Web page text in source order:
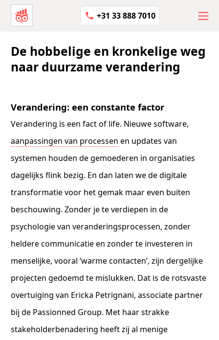
+31 33 888 7010
De hobbelige en kronkelige weg
naar duurzame verandering
Verandering: een constante factor
Verandering is een fact of life. Nieuwe software,
aanpassingen van processen en updates van
systemen houden de gemoederen in organisaties
dagelijks flink bezig. En dan laten we de digitale
transformatie voor het gemak maar even buiten
beschouwing. Zonder je te verdiepen in de
psychologie van veranderingsprocessen, zonder
heldere communicatie en zonder te investeren in
menselijke, vooral ‘warme contacten’, zijn dergelijke
projecten gedoemd te mislukken. Dat is de rotsvaste
overtuiging van Ericka Petrignani, associate partner
bij de Passionned Group. Met haar strakke
stakeholderbenadering heeft zij al menige